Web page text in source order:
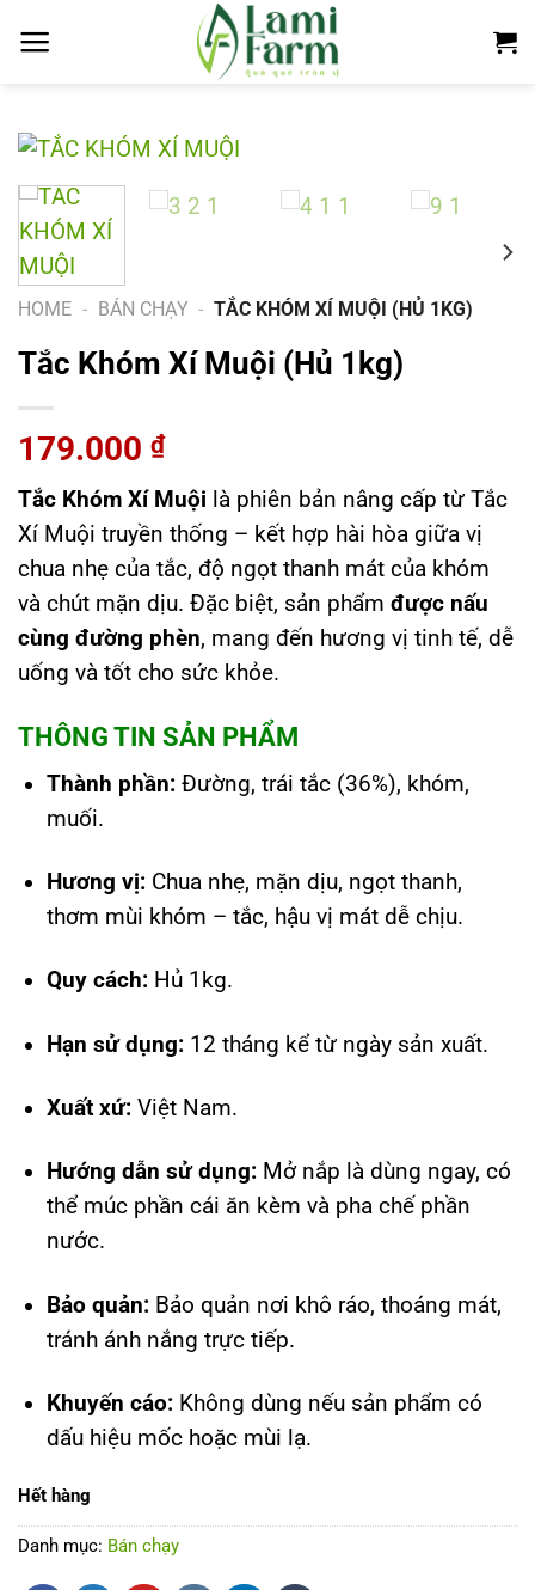
đến
HOME - BÁN CHẠY - TẮC KHÓM XÍ MUỘI (HỦ 1KG)
Tắc Khóm Xí Muội (Hủ 1kg)
179.000 ₫
Tắc Khóm Xí Muội là phiên bản nâng cấp từ Tắc
Xí Muội truyền thống – kết hợp hài hòa giữa vị
chua nhẹ của tắc, độ ngọt thanh mát của khóm
và chút mặn dịu. Đặc biệt, sản phẩm được nấu
cùng đường phèn, mang đến hương vị tinh tế, dễ
uống và tốt cho sức khỏe.
THÔNG TIN SẢN PHẨM
Thành phần: Đường, trái tắc (36%), khóm,
muối.
Hương vị: Chua nhẹ, mặn dịu, ngọt thanh,
thơm mùi khóm – tắc, hậu vị mát dễ chịu.
Quy cách: Hủ 1kg.
Hạn sử dụng: 12 tháng kể từ ngày sản xuất.
Xuất xứ: Việt Nam.
Hướng dẫn sử dụng: Mở nắp là dùng ngay, có
thể múc phần cái ăn kèm và pha chế phần
nước.
Bảo quản: Bảo quản nơi khô ráo, thoáng mát,
tránh ánh nắng trực tiếp.
Khuyến cáo: Không dùng nếu sản phẩm có
dấu hiệu mốc hoặc mùi lạ.
Hết hàng
Danh mục: Bán chạy